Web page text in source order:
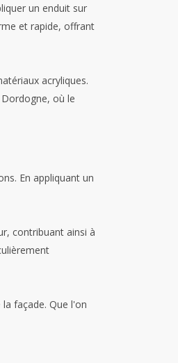
un enduit sur
et rapide, offrant
acryliques.
où le
En appliquant un
contribuant ainsi à
façade. Que l'on